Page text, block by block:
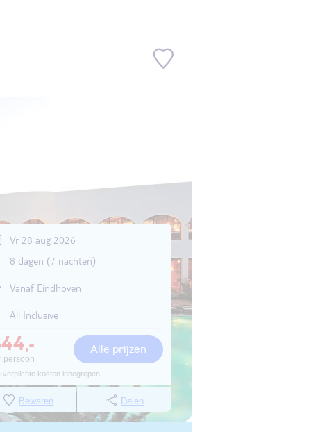
Vr 28 aug 2026
8 dagen (7 nachten)
Vanaf Eindhoven
All Inclusive
,-
persoon
Alle prijzen
verplichte kosten inbegrepen!
Bewaren Delen